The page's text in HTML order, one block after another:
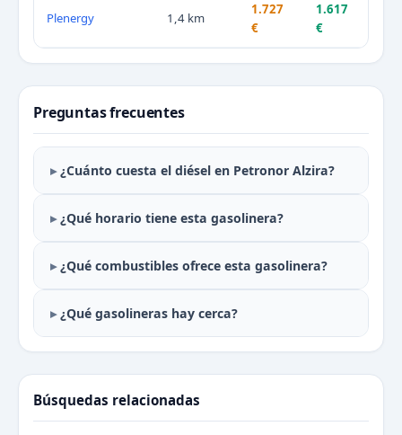
Plenergy 1,4 km
1.727
€
1.617
€
Preguntas frecuentes
¿Cuánto cuesta el diésel en Petronor Alzira?
¿Qué horario tiene esta gasolinera?
¿Qué combustibles ofrece esta gasolinera?
¿Qué gasolineras hay cerca?
Búsquedas relacionadas